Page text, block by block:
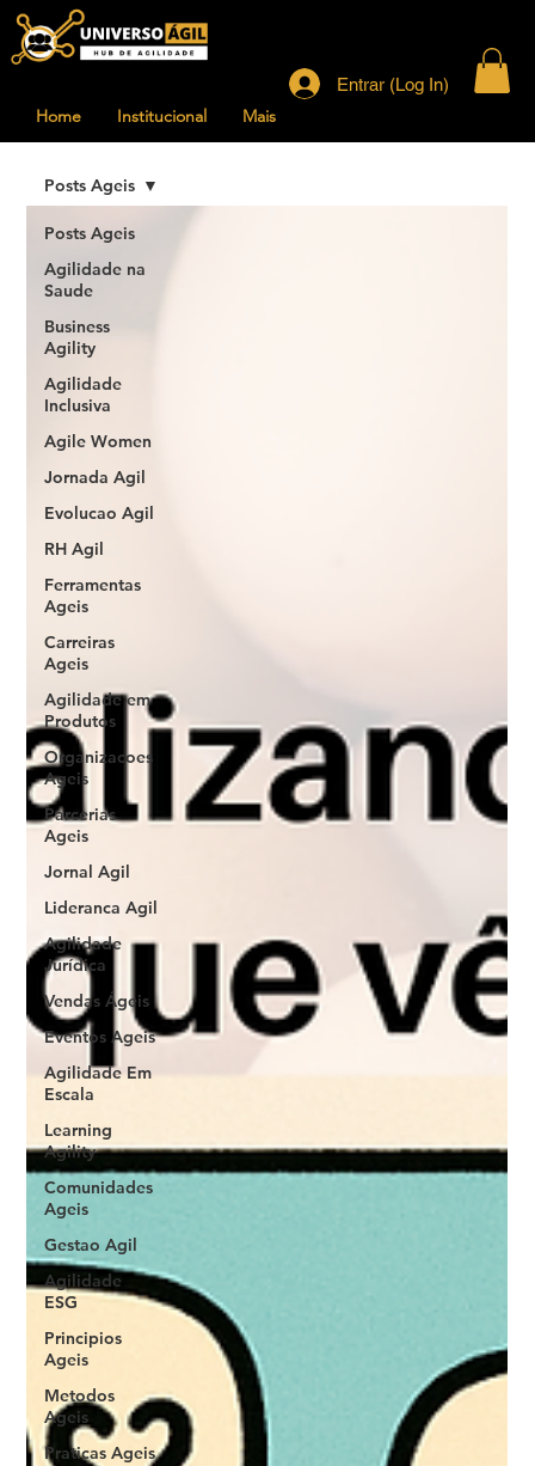
Home Institucional Mais
Entrar (Log In)
Posts Ageis
Agilidade na
Saude
Business
Agility
Agilidade
Inclusiva
Agile Women
Jornada Agil
Evolucao Agil
RH Agil
Ferramentas
Ageis
Carreiras
Ageis
Agilidade em
Produtos
Organizacoes
Ageis
Parcerias
Ageis
Jornal Agil
Lideranca Agil
Agilidade
Jurídica
Vendas Ágeis
Eventos Ageis
Agilidade Em
Escala
Learning
Agility
Comunidades
Ageis
Gestao Agil
Agilidade
ESG
Principios
Ageis
Metodos
Ageis
Praticas Ageis
Posts Ageis